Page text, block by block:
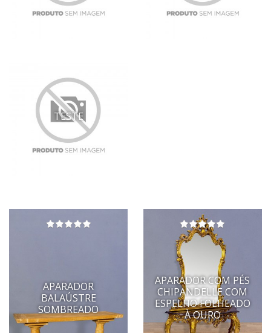
TESTE
APARADOR
BALAÚSTRE
SOMBREADO
APARADOR COM PÉS
CHIPANDELLE COM
ESPELHO FOLHEADO
À OURO